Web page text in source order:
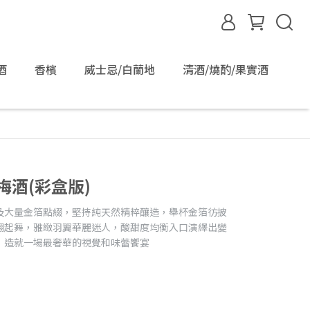
香檳 威士忌/白蘭地 清酒/燒酌/果實酒
酒(彩盒版)
量金箔點綴，堅持純天然精粹釀造，舉杯金箔彷披
舞，雅緻羽翼華麗迷人，酸甜度均衡入口演繹出變
就一場最奢華的視覺和味蕾饗宴